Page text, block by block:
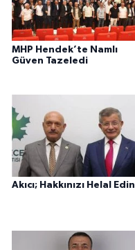
MHP Hendek’te Namlı
Güven Tazeledi
Akıcı; Hakkınızı Helal Edin